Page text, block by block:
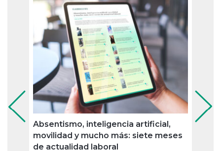
Absentismo, inteligencia artificial,
movilidad y mucho más: siete meses
de actualidad laboral